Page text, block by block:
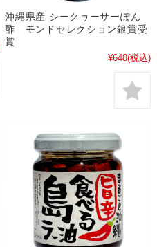
沖縄県産 シークヮーサーぽん
酢 モンドセレクション銀賞受
賞
¥648(税込)